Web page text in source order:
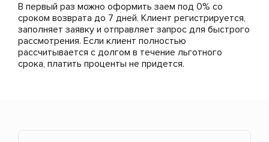
В первый раз можно оформить заем под 0% со
сроком возврата до 7 дней. Клиент регистрируется,
заполняет заявку и отправляет запрос для быстрого
рассмотрения. Если клиент полностью
рассчитывается с долгом в течение льготного
срока, платить проценты не придется.